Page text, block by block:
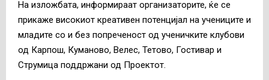
На изложбата, информираат организаторите, ќе се
прикаже високиот креативен потенцијал на учениците и
младите со и без попреченост од ученичките клубови
од Карпош, Куманово, Велес, Тетово, Гостивар и
Струмица поддржани од Проектот.